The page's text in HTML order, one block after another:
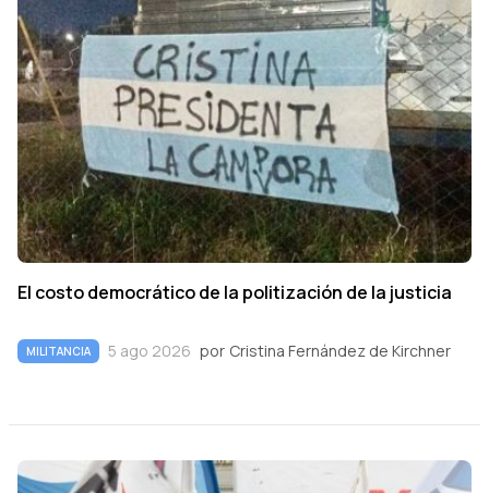
El costo democrático de la politización de la justicia
MILITANCIA 5 ago 2026 por Cristina Fernández de Kirchner